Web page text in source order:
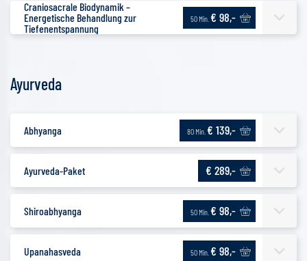
Craniosacrale Biodynamik –
Energetische Behandlung zur
Tiefenentspannung
50 Min. € 98,-
Ayurveda
Abhyanga 80 Min. € 139,-
Ayurveda-Paket € 289,-
Shiroabhyanga 50 Min. € 98,-
Upanahasveda 50 Min. € 98,-